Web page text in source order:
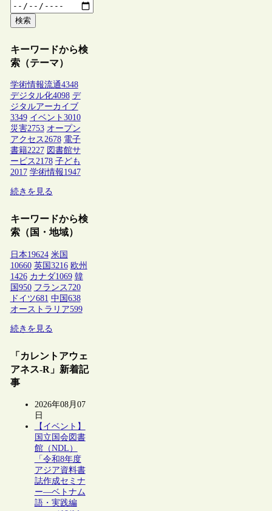
検索
キーワードから検
索（テーマ）
学術情報流通4348
デジタル化4098 デ
ジタルアーカイブ
3349 イベント 3010
災害2753 オープン
アクセス2678 電子
書籍2227 図書館サ
ービス2178 子ども
2017 学術情報1947
続きを見る
キーワードから検
索（国・地域）
日本19624 米国
10660 英国 3216 欧州
1426 カナダ1069 韓
国 950 フランス 720
ドイツ681 中国 638
オーストラリア599
続きを見る
「カレントアウェ
アネス-R」新着記
事
2026年08月07
日
【イベント】
国立国会図書
館（NDL）
「令和8年度
アジア資料書
誌作成セミナ
ー―ベトナム
語・実践編